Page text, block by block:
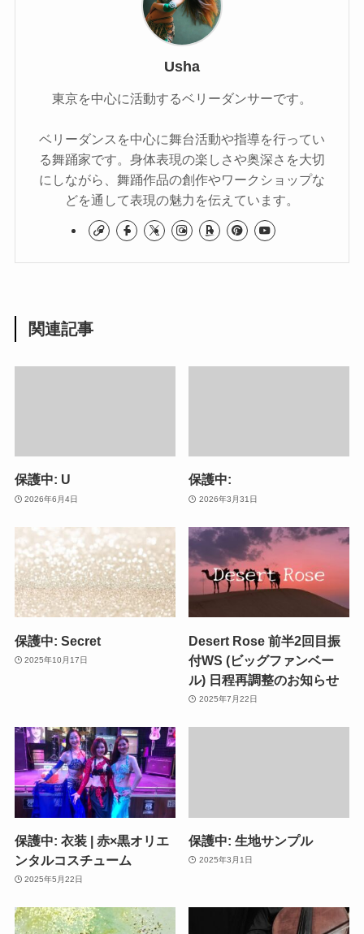
Usha
東京を中心に活動するベリーダンサーです。
ベリーダンスを中心に舞台活動や指導を行ってい
る舞踊家です。身体表現の楽しさや奥深さを大切
にしながら、舞踊作品の創作やワークショップな
どを通して表現の魅力を伝えています。
関連記事
保護中: U
2026年6月4日
保護中:
2026年3月31日
保護中: Secret
2025年10月17日
Desert Rose 前半2回目振
付WS (ビッグファンベー
ル) 日程再調整のお知らせ
2025年7月22日
保護中: 衣装 | 赤×黒オリエ
ンタルコスチューム
2025年5月22日
保護中: 生地サンプル
2025年3月1日